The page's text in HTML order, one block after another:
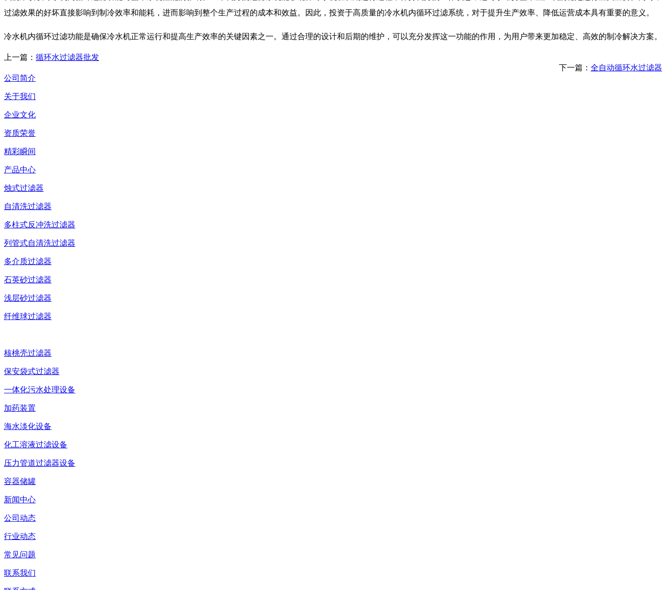
过滤效果的好坏直接影响到制冷效率和能耗，进而影响到整个生产过程的成本和效益。因此，投资于高质量的冷水机内循环过滤系统，对于提升生产效率、降低运营成本具有重要的意义。
冷水机内循环过滤功能是确保冷水机正常运行和提高生产效率的关键因素之一。通过合理的设计和后期的维护，可以充分发挥这一功能的作用，为用户带来更加稳定、高效的制冷解决方案。
上一篇： 循环水过滤器批发
下一篇： 全自动循环水过滤器
公司简介
关于我们
企业文化
资质荣誉
精彩瞬间
产品中心
烛式过滤器
自清洗过滤器
多柱式反冲洗过滤器
列管式自清洗过滤器
多介质过滤器
石英砂过滤器
浅层砂过滤器
纤维球过滤器
核桃壳过滤器
保安袋式过滤器
一体化污水处理设备
加药装置
海水淡化设备
化工溶液过滤设备
压力管道过滤器设备
容器储罐
新闻中心
公司动态
行业动态
常见问题
联系我们